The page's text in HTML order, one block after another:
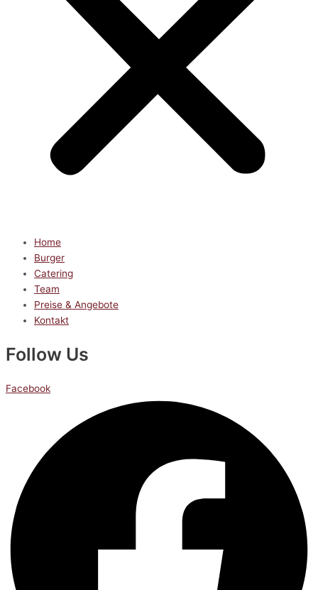
Home
Burger
Catering
Team
Preise & Angebote
Kontakt
Follow Us
Facebook